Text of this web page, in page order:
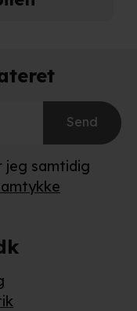
Send
jeg samtidig